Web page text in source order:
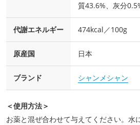
質43.6%、灰分
代謝エネルギー 474kcal／100g
原産国 日本
ブランド シャンメシャン
＜使用方法＞
お薬と混ぜ合わせて与えてください。水